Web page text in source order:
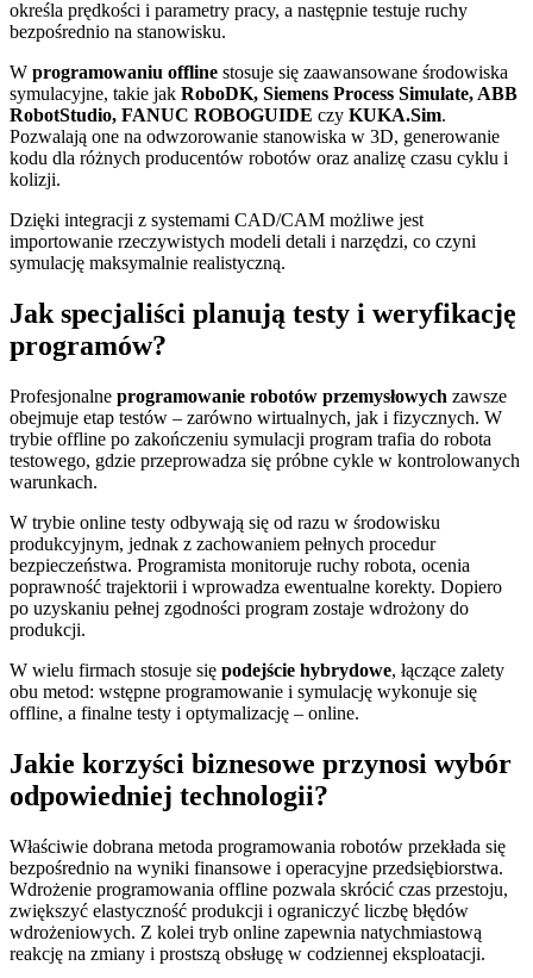
określa prędkości i parametry pracy, a następnie testuje ruchy
bezpośrednio na stanowisku.
W programowaniu offline stosuje się zaawansowane środowiska
symulacyjne, takie jak RoboDK, Siemens Process Simulate, ABB
RobotStudio, FANUC ROBOGUIDE czy KUKA.Sim.
Pozwalają one na odwzorowanie stanowiska w 3D, generowanie
kodu dla różnych producentów robotów oraz analizę czasu cyklu i
kolizji.
Dzięki integracji z systemami CAD/CAM możliwe jest
importowanie rzeczywistych modeli detali i narzędzi, co czyni
symulację maksymalnie realistyczną.
Jak specjaliści planują testy i weryfikację
programów?
Profesjonalne programowanie robotów przemysłowych zawsze
obejmuje etap testów – zarówno wirtualnych, jak i fizycznych. W
trybie offline po zakończeniu symulacji program trafia do robota
testowego, gdzie przeprowadza się próbne cykle w kontrolowanych
warunkach.
W trybie online testy odbywają się od razu w środowisku
produkcyjnym, jednak z zachowaniem pełnych procedur
bezpieczeństwa. Programista monitoruje ruchy robota, ocenia
poprawność trajektorii i wprowadza ewentualne korekty. Dopiero
po uzyskaniu pełnej zgodności program zostaje wdrożony do
produkcji.
W wielu firmach stosuje się podejście hybrydowe, łączące zalety
obu metod: wstępne programowanie i symulację wykonuje się
offline, a finalne testy i optymalizację – online.
Jakie korzyści biznesowe przynosi wybór
odpowiedniej technologii?
Właściwie dobrana metoda programowania robotów przekłada się
bezpośrednio na wyniki finansowe i operacyjne przedsiębiorstwa.
Wdrożenie programowania offline pozwala skrócić czas przestoju,
zwiększyć elastyczność produkcji i ograniczyć liczbę błędów
wdrożeniowych. Z kolei tryb online zapewnia natychmiastową
reakcję na zmiany i prostszą obsługę w codziennej eksploatacji.